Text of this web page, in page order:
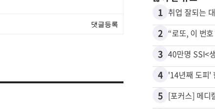
1 취업 잘되는
2
3
4
5